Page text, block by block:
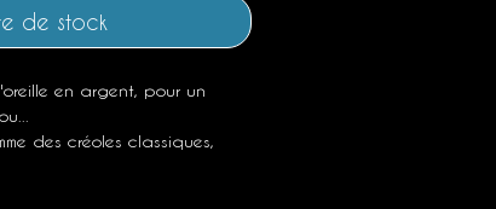
de stock
en argent, pour un
des créoles classiques,